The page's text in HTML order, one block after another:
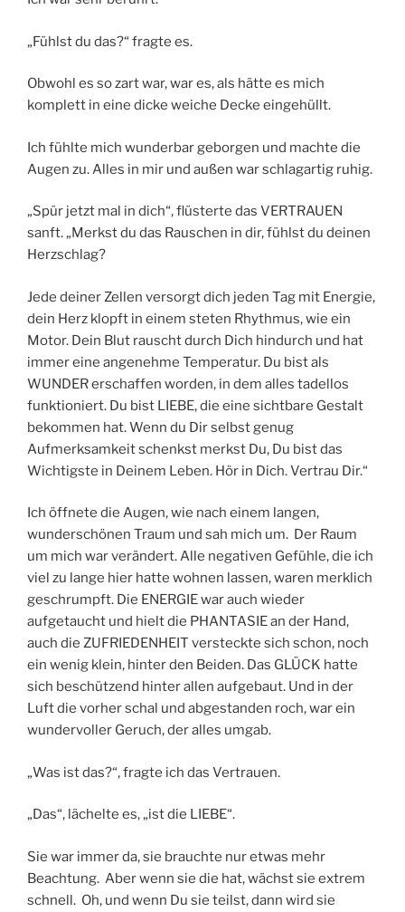
„Fühlst du das?“ fragte es.
Obwohl es so zart war, war es, als hätte es mich
komplett in eine dicke weiche Decke eingehüllt.
Ich fühlte mich wunderbar geborgen und machte die
Augen zu. Alles in mir und außen war schlagartig ruhig.
„Spür jetzt mal in dich“, flüsterte das VERTRAUEN
sanft. „Merkst du das Rauschen in dir, fühlst du deinen
Herzschlag?
Jede deiner Zellen versorgt dich jeden Tag mit Energie,
dein Herz klopft in einem steten Rhythmus, wie ein
Motor. Dein Blut rauscht durch Dich hindurch und hat
immer eine angenehme Temperatur. Du bist als
WUNDER erschaffen worden, in dem alles tadellos
funktioniert. Du bist LIEBE, die eine sichtbare Gestalt
bekommen hat. Wenn du Dir selbst genug
Aufmerksamkeit schenkst merkst Du, Du bist das
Wichtigste in Deinem Leben. Hör in Dich. Vertrau Dir.“
Ich öffnete die Augen, wie nach einem langen,
wunderschönen Traum und sah mich um. Der Raum
um mich war verändert. Alle negativen Gefühle, die ich
viel zu lange hier hatte wohnen lassen, waren merklich
geschrumpft. Die ENERGIE war auch wieder
aufgetaucht und hielt die PHANTASIE an der Hand,
auch die ZUFRIEDENHEIT versteckte sich schon, noch
ein wenig klein, hinter den Beiden. Das GLÜCK hatte
sich beschützend hinter allen aufgebaut. Und in der
Luft die vorher schal und abgestanden roch, war ein
wundervoller Geruch, der alles umgab.
„Was ist das?“, fragte ich das Vertrauen.
„Das“, lächelte es, „ist die LIEBE“.
Sie war immer da, sie brauchte nur etwas mehr
Beachtung. Aber wenn sie die hat, wächst sie extrem
schnell. Oh, und wenn Du sie teilst, dann wird sie